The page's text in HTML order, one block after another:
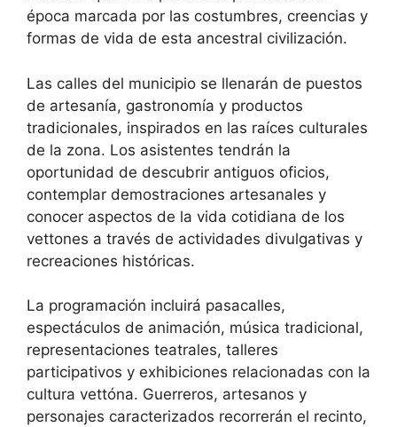
época marcada por las costumbres, creencias y
formas de vida de esta ancestral civilización.
Las calles del municipio se llenarán de puestos
de artesanía, gastronomía y productos
tradicionales, inspirados en las raíces culturales
de la zona. Los asistentes tendrán la
oportunidad de descubrir antiguos oficios,
contemplar demostraciones artesanales y
conocer aspectos de la vida cotidiana de los
vettones a través de actividades divulgativas y
recreaciones históricas.
La programación incluirá pasacalles,
espectáculos de animación, música tradicional,
representaciones teatrales, talleres
participativos y exhibiciones relacionadas con la
cultura vettóna. Guerreros, artesanos y
personajes caracterizados recorrerán el recinto,